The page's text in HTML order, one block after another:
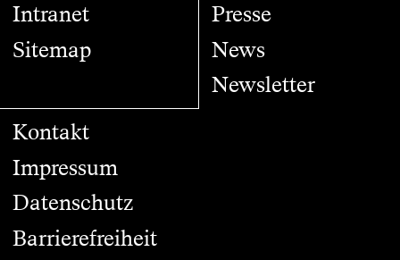
Intranet
Sitemap
Presse
News
Newsletter
Kontakt
Impressum
Datenschutz
Barrierefreiheit